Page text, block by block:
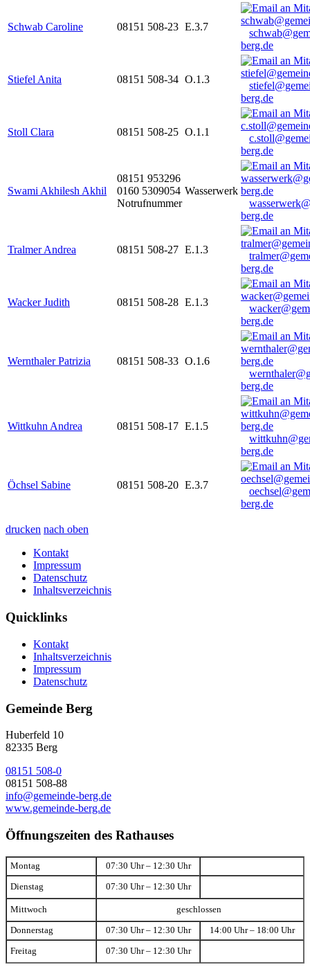
Schwab Caroline 08151 508-23 E.3.7
berg.de
Stiefel Anita 08151 508-34 O.1.3
berg.de
Stoll Clara 08151 508-25 O.1.1
berg.de
Swami Akhilesh Akhil
08151 953296
0160 5309054
Notrufnummer
Wasserwerk
berg.de
Tralmer Andrea 08151 508-27 E.1.3
berg.de
Wacker Judith 08151 508-28 E.1.3
berg.de
Wernthaler Patrizia 08151 508-33 O.1.6
berg.de
Wittkuhn Andrea 08151 508-17 E.1.5
berg.de
Öchsel Sabine 08151 508-20 E.3.7
berg.de
drucken nach oben
Kontakt
Impressum
Datenschutz
Inhaltsverzeichnis
Quicklinks
Kontakt
Inhaltsverzeichnis
Impressum
Datenschutz
Gemeinde Berg
Huberfeld 10
82335 Berg
08151 508-0
08151 508-88
info@gemeinde-berg.de
www.gemeinde-berg.de
Öffnungszeiten des Rathauses
Montag 07:30 Uhr – 12:30 Uhr
Dienstag 07:30 Uhr – 12:30 Uhr
Mittwoch geschlossen
Donnerstag 07:30 Uhr – 12:30 Uhr 14:00 Uhr – 18:00 Uhr
Freitag 07:30 Uhr – 12:30 Uhr